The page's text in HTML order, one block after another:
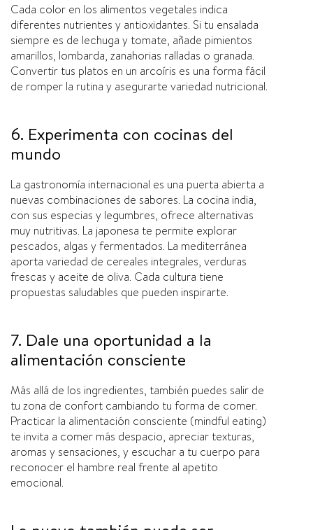
Cada color en los alimentos vegetales indica
diferentes nutrientes y antioxidantes. Si tu ensalada
siempre es de lechuga y tomate, añade pimientos
amarillos, lombarda, zanahorias ralladas o granada.
Convertir tus platos en un arcoíris es una forma fácil
de romper la rutina y asegurarte variedad nutricional.
6. Experimenta con cocinas del
mundo
La gastronomía internacional es una puerta abierta a
nuevas combinaciones de sabores. La cocina india,
con sus especias y legumbres, ofrece alternativas
muy nutritivas. La japonesa te permite explorar
pescados, algas y fermentados. La mediterránea
aporta variedad de cereales integrales, verduras
frescas y aceite de oliva. Cada cultura tiene
propuestas saludables que pueden inspirarte.
7. Dale una oportunidad a la
alimentación consciente
Más allá de los ingredientes, también puedes salir de
tu zona de confort cambiando tu forma de comer.
Practicar la alimentación consciente (mindful eating)
te invita a comer más despacio, apreciar texturas,
aromas y sensaciones, y escuchar a tu cuerpo para
reconocer el hambre real frente al apetito
emocional.